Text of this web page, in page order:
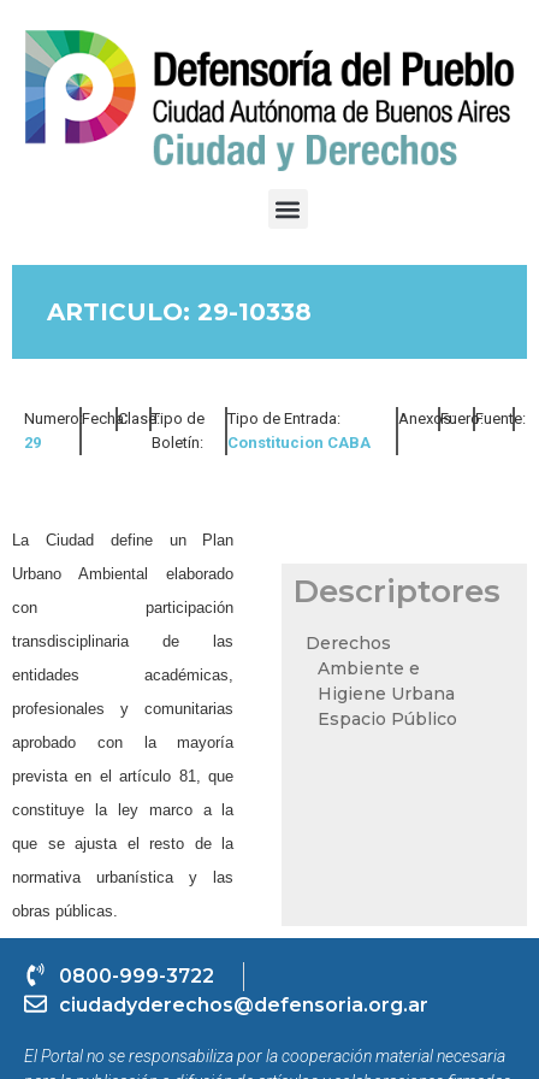
ARTICULO: 29-10338
Numero:
29
Fecha:Clase:Tipo de
Boletín:
Tipo de Entrada:
Constitucion CABA
Anexos:Fuero:Fuente:
La Ciudad define un Plan
Urbano Ambiental elaborado
con participación
transdisciplinaria de las
entidades académicas,
profesionales y comunitarias
aprobado con la mayoría
prevista en el artículo 81, que
constituye la ley marco a la
que se ajusta el resto de la
normativaurbanística y las
obras públicas.
Descriptores
Derechos
Ambiente e
Higiene Urbana
Espacio Público
0800-999-3722
ciudadyderechos@defensoria.org.ar
El Portal no se responsabiliza por la cooperación material necesaria